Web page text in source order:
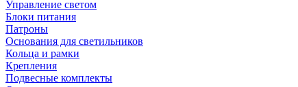
Управление светом
Блоки питания
Патроны
Основания для светильников
Кольца и рамки
Крепления
Подвесные комплекты